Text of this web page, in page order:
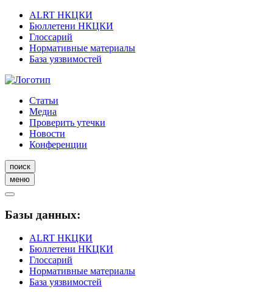
ALRT НКЦКИ
Бюллетени НКЦКИ
Глоссарий
Нормативные материалы
База уязвимостей
Статьи
Медиа
Проверить утечки
Новости
Конференции
поиск
меню
Базы данных:
ALRT НКЦКИ
Бюллетени НКЦКИ
Глоссарий
Нормативные материалы
База уязвимостей